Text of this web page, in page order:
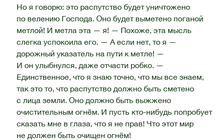
Но я говорю: это распутство будет уничтожено
по велению Господа. Оно будет выметено поганой
метлой! И метла эта — я! — Похоже, эта мысль
слегка успокоила его. — А если нет, то я —
дорожный указатель на пути к метле! —
И он улыбнулся, даже отчасти робко. —
Единственное, что я знаю точно, что мы все знаем,
так это то, что распутство должно быть сметено
с лица земли. Оно должно быть выжжено
очистительным огнём. И пусть кто-нибудь попробует
сказать мне в глаза, что я не прав! Что этот мир
не должен быть очищен огнём!